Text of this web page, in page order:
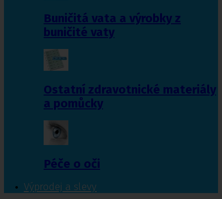
Buničitá vata a výrobky z
buničité vaty
Ostatní zdravotnické materiály
a pomůcky
Péče o oči
Výprodej a slevy